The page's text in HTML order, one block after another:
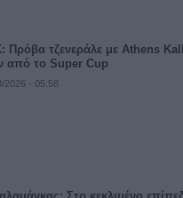
Πρόβα τζενεράλε με Athens
από το Super Cup
2026 - 05:58